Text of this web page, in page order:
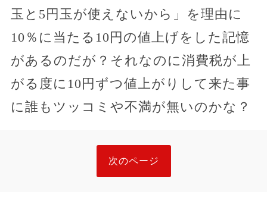
玉と5円玉が使えないから」を理由に
10％に当たる10円の値上げをした記憶
があるのだが？それなのに消費税が上
がる度に10円ずつ値上がりして来た事
に誰もツッコミや不満が無いのかな？
次のページ